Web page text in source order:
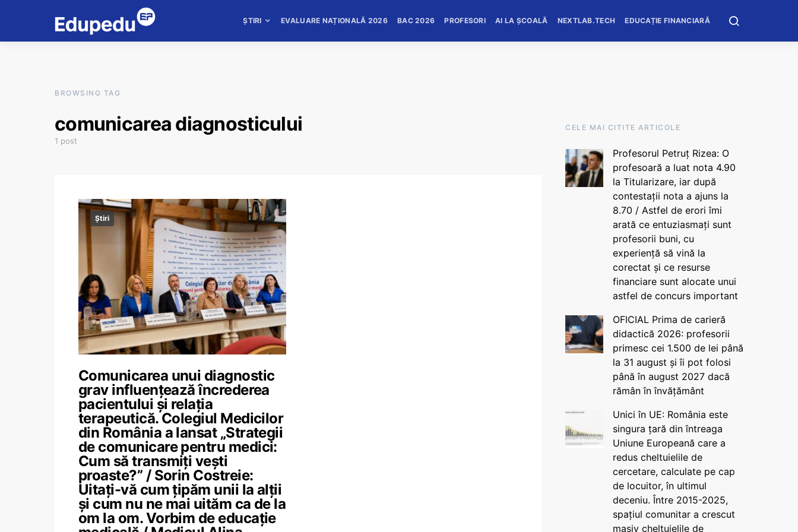
ȘTIRI EVALUARE NAȚIONALĂ 2026 BAC 2026 PROFESORI AI LA ȘCOALĂ NEXTLAB.TECH EDUCAȚIE FINANCIARĂ
BROWSING TAG
comunicarea diagnosticului
1 post
Știri
Comunicarea unui diagnostic
grav influențează încrederea
pacientului și relația
terapeutică. Colegiul Medicilor
din România a lansat „Strategii
de comunicare pentru medici:
Cum să transmiți vești
proaste?” / Sorin Costreie:
Uitați-vă cum țipăm unii la alții
și cum nu ne mai uităm ca de la
om la om. Vorbim de educație
CELE MAI CITITE ARTICOLE
Profesorul Petruț Rizea: O
profesoară a luat nota 4.90
la Titularizare, iar după
contestații nota a ajuns la
8.70 / Astfel de erori îmi
arată ce entuziasmați sunt
profesorii buni, cu
experiență să vină la
corectat și ce resurse
financiare sunt alocate unui
astfel de concurs important
OFICIAL Prima de carieră
didactică 2026: profesorii
primesc cei 1.500 de lei până
la 31 august și îi pot folosi
până în august 2027 dacă
rămân în învățământ
Unici în UE: România este
singura țară din întreaga
Uniune Europeană care a
redus cheltuielile de
cercetare, calculate pe cap
de locuitor, în ultimul
deceniu. Între 2015-2025,
spațiul comunitar a crescut
masiv cheltuielile de